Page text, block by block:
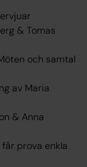
& Tomas
och samtal
av Maria
& Anna
får prova enkla